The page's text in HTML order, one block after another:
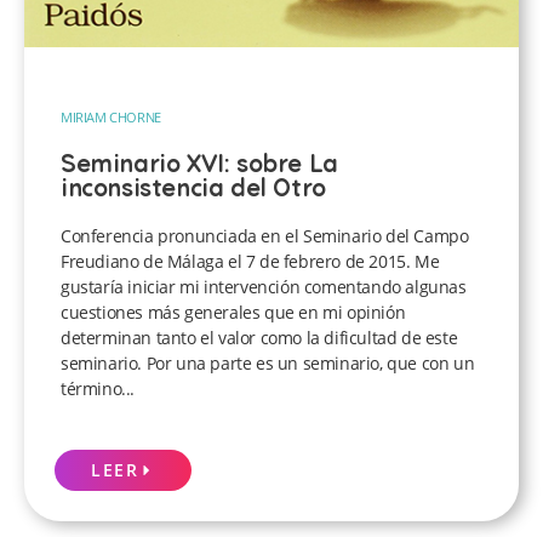
MIRIAM CHORNE
Seminario XVI: sobre La
inconsistencia del Otro
Conferencia pronunciada en el Seminario del Campo
Freudiano de Málaga el 7 de febrero de 2015. Me
gustaría iniciar mi intervención comentando algunas
cuestiones más generales que en mi opinión
determinan tanto el valor como la dificultad de este
seminario. Por una parte es un seminario, que con un
término...
LEER